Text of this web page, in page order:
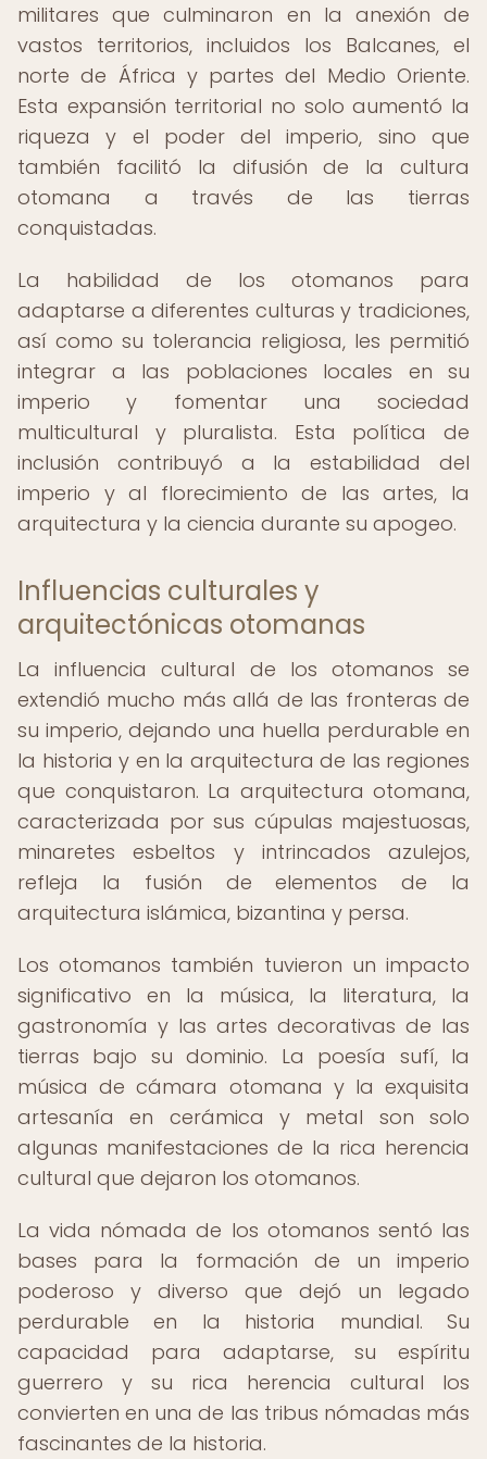
militares que culminaron en la anexión de
vastos territorios, incluidos los Balcanes, el
norte de África y partes del Medio Oriente.
Esta expansión territorial no solo aumentó la
riqueza y el poder del imperio, sino que
también facilitó la difusión de la cultura
otomana a través de las tierras
conquistadas.
La habilidad de los otomanos para
adaptarse a diferentes culturas y tradiciones,
así como su tolerancia religiosa, les permitió
integrar a las poblaciones locales en su
imperio y fomentar una sociedad
multicultural y pluralista. Esta política de
inclusión contribuyó a la estabilidad del
imperio y al florecimiento de las artes, la
arquitectura y la ciencia durante su apogeo.
Influencias culturales y
arquitectónicas otomanas
La influencia cultural de los otomanos se
extendió mucho más allá de las fronteras de
su imperio, dejando una huella perdurable en
la historia y en la arquitectura de las regiones
que conquistaron. La arquitectura otomana,
caracterizada por sus cúpulas majestuosas,
minaretes esbeltos y intrincados azulejos,
refleja la fusión de elementos de la
arquitectura islámica, bizantina y persa.
Los otomanos también tuvieron un impacto
significativo en la música, la literatura, la
gastronomía y las artes decorativas de las
tierras bajo su dominio. La poesía sufí, la
música de cámara otomana y la exquisita
artesanía en cerámica y metal son solo
algunas manifestaciones de la rica herencia
cultural que dejaron los otomanos.
La vida nómada de los otomanos sentó las
bases para la formación de un imperio
poderoso y diverso que dejó un legado
perdurable en la historia mundial. Su
capacidad para adaptarse, su espíritu
guerrero y su rica herencia cultural los
convierten en una de las tribus nómadas más
fascinantes de la historia.